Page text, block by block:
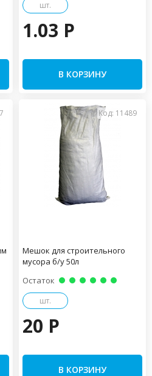
шт.
1.03 P
В КОРЗИНУ
Код: 11489
Мешок для строительного
мусора б/у 50л
Остаток
шт.
20 P
В КОРЗИНУ